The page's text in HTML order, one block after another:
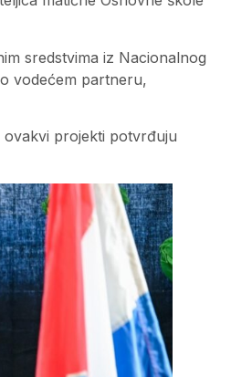
sredstvima iz Nacionalnog
vodećem partneru,
ovakvi projekti potvrđuju